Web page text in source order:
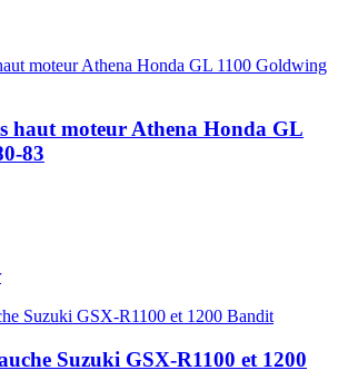
haut moteur Athena Honda GL
83
Suzuki GSX-R1100 et 1200